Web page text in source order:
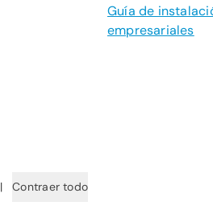
Guía de
empresariales
| Contraer todo